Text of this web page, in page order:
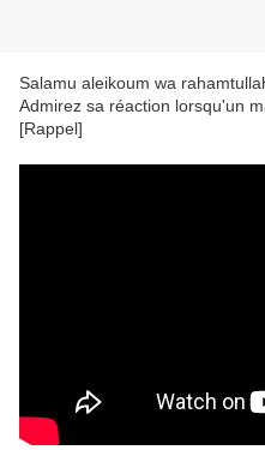
Salamu aleikoum wa
Admirez sa réaction lorsqu'un
[Rappel]